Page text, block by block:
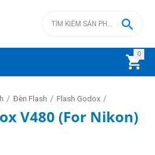
0


/ Đèn Flash / Flash Godox /
V480 (For Nikon)